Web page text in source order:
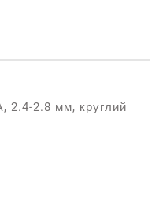
2.4-2.8 мм, круглий